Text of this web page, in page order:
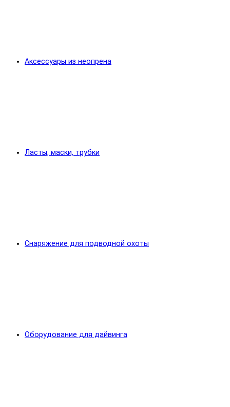
Аксессуары из неопрена
Ласты, маски, трубки
Снаряжение для подводной охоты
Оборудование для дайвинга